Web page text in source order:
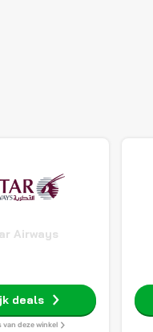
Airways
deals
van deze winkel